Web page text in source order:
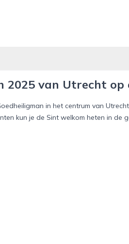
van Utrecht op
in het centrum van
kun je de Sint welkom heten in de